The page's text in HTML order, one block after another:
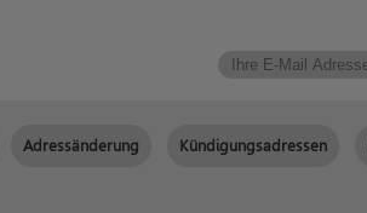
Adressänderung Kündigungsadressen